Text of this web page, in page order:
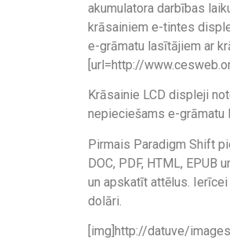
akumulatora darbības
krāsainiem e-tintes
e-grāmatu lasītājiem ar
[url=http://
Krāsainie LCD displeji
nepieciešams e-grāmatu
Pirmais Paradigm Shift
DOC, PDF, HTML,
un apskatīt attēlus. Ierīcei
dolāri.
[img]http://datuve/